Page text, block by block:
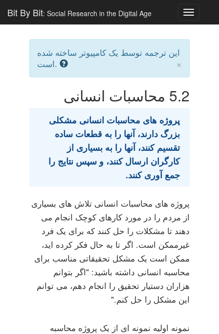
Toggle
Bit By Bit: Social Research in the Digital Age
این ترجمه توسط یک کامپیوتر ساخته شده
است.
×
5.2 محاسبات انسانی
پروژه های محاسبات انسانی مشکلی
بزرگ دارند، آنها را به قطعات ساده
تقسیم کنند، آنها را به بسیاری از
کارگران ارسال کنند، و سپس نتایج را
جمع آوری کنند.
پروژه های محاسبات انسانی تلاش های بسیاری
از مردم را در مورد کارهای کوچک انجام می
دهند تا مشکلات را حل کنند که برای یک فرد
غیرممکن است. اگر تا به حال فکر کرده اید،
ممکن است یک مشکل تحقیقاتی مناسب برای
محاسبه انسانی داشته باشید: "اگر بتوانم
هزاران دستیار تحقیق را انجام دهم، می توانم
این مشکل را حل کنم."
نمونه اولیه نمونه ای از یک پروژه محاسبه